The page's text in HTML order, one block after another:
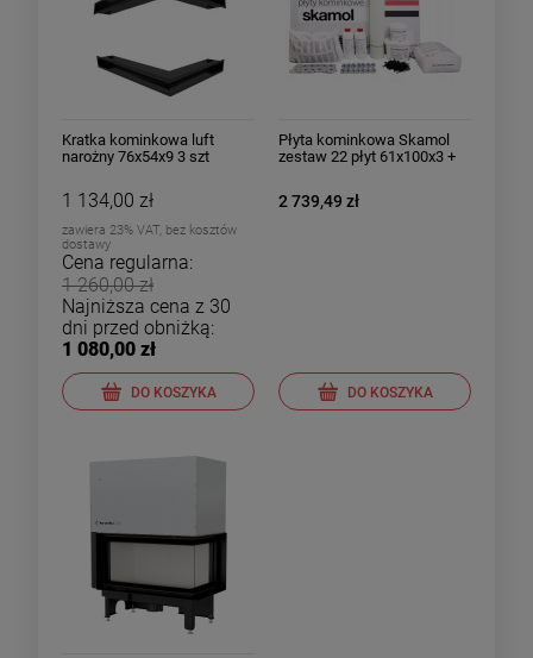
Kratka kominkowa luft
narożny 76x54x9 3 szt
1 134,00 zł
zawiera 23% VAT, bez kosztów
dostawy
Cena regularna:
1 260,00 zł
Najniższa cena z 30
dni przed obniżką:
1 080,00 zł
DO KOSZYKA
Płyta kominkowa Skamol
zestaw 22 płyt 61x100x3 +
2 739,49 zł
DO KOSZYKA